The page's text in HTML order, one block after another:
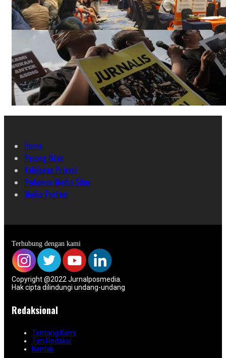
Home
Pasang Iklan
Kebijakan Privasi
Pedoman Media Siber
Media Partner
Terhubung dengan kami
Copyright @2022 Jurnalposmedia.
Hak cipta dilindungi undang-undang
Redaksional
Tentang Kami
Tim Redaksi
Kontak